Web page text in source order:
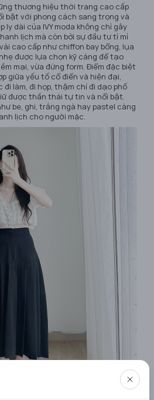
thương hiệu thời trang cao cấp
bật với phong cách sang trọng và
dài của IVY moda không chỉ gây
lịch mà còn bởi sự đầu tư tỉ mỉ
cao cấp như chiffon bay bổng, lụa
được lựa chọn kỹ càng để tạo
mại, vừa đứng form. Điểm đặc biệt
giữa yếu tố cổ điển và hiện đại,
làm, đi họp, thậm chí đi dạo phố
được thần thái tự tin và nổi bật.
be, ghi, trắng ngà hay pastel càng
lịch cho người mặc.